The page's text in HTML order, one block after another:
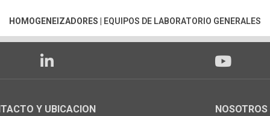
HOMOGENEIZADORES EQUIPOS DE LABORATORIO GENERALES
Y UBICACION
NOSOTROS